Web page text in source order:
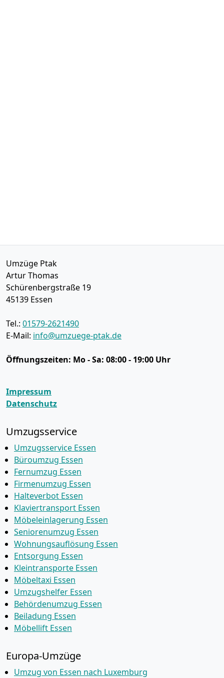
Umzüge Ptak
Artur Thomas
Schürenbergstraße 19
45139 Essen
Tel.: 01579-2621490
E-Mail: info@umzuege-ptak.de
Öffnungszeiten: Mo - Sa: 08:00 - 19:00 Uhr
Impressum
Datenschutz
Umzugsservice
Umzugsservice Essen
Büroumzug Essen
Fernumzug Essen
Firmenumzug Essen
Halteverbot Essen
Klaviertransport Essen
Möbeleinlagerung Essen
Seniorenumzug Essen
Wohnungsauflösung Essen
Entsorgung Essen
Kleintransporte Essen
Möbeltaxi Essen
Umzugshelfer Essen
Behördenumzug Essen
Beiladung Essen
Möbellift Essen
Europa-Umzüge
Umzug von Essen nach Luxemburg